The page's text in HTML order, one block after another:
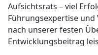
Aufsichtsrats – viel
Führungsexpertise
nach unserer festen
Entwicklungsbeitrag